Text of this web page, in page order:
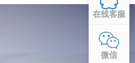
在线客服
微信